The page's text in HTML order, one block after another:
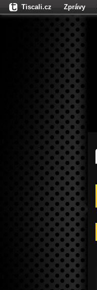
Tiscali.cz Zprávy
Fights.cz